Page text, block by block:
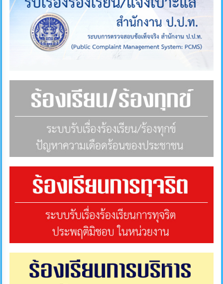
ดำเนิน
การ
ทุจริต
มาตรการ
ภายใน
ป้องกัน
การ
ทุจริต
e-
Service